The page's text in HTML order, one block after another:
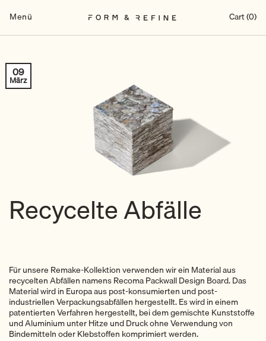
InhaltMenü Cart (0)
09
März
Recycelte Abfälle
Für unsere Remake-Kollektion verwenden wir ein Material aus
recycelten Abfällen namens Recoma Packwall Design Board. Das
Material wird in Europa aus post-konsumierten und post-
industriellen Verpackungsabfällen hergestellt. Es wird in einem
patentierten Verfahren hergestellt, bei dem gemischte Kunststoffe
und Aluminium unter Hitze und Druck ohne Verwendung von
Bindemitteln oder Klebstoffen komprimiert werden.